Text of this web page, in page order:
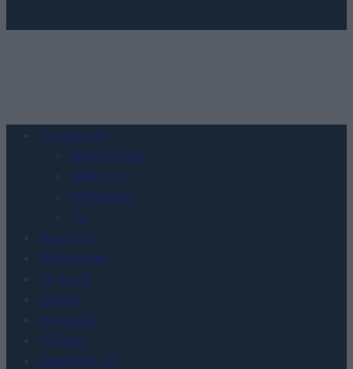
Urządzenia
SMARTFONY
TABLETY
WEARABLE
TV
Recenzje
Porównania
Co kupić
Porady
Promocje
FinTech
Hardware PC